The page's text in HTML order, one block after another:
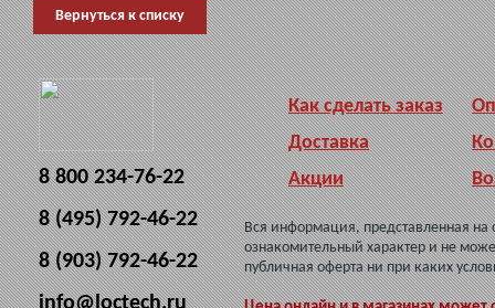
Вернуться к списку
8 800 234-76-22
8 (495) 792-46-22
8 (903) 792-46-22
info@loctech.ru
Как сделать заказ
Доставка
Акции
Вся информация, представленная на
ознакомительный характер и не
публичная оферта ни при каких